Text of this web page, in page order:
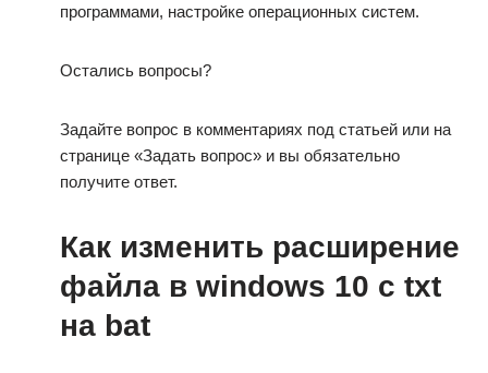
программами, настройке операционных систем.
Остались вопросы?
Задайте вопрос в комментариях под статьей или на
странице «Задать вопрос» и вы обязательно
получите ответ.
Как изменить расширение
файла в windows 10 с txt
на bat